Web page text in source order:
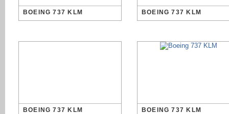
BOEING 737 KLM BOEING 737 KLM
BOEING 737 KLM BOEING 737 KLM